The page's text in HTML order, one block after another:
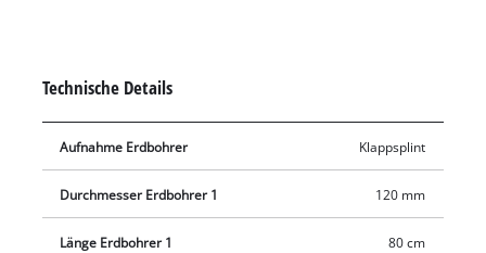
Technische Details
Aufnahme Erdbohrer Klappsplint
Durchmesser Erdbohrer 1 120 mm
Länge Erdbohrer 1 80 cm